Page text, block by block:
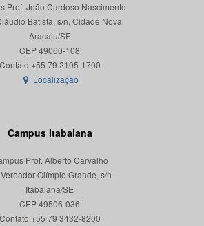
Prof. João Cardoso Nascimento
Batista, s/n, Cidade Nova
Aracaju/SE
CEP 49060-108
Localização
Campus Itabaiana
Prof. Alberto Carvalho
Olímpio Grande, s/n
Itabaiana/SE
CEP 49506-036